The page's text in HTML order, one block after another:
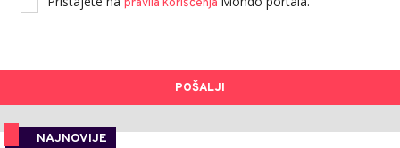
pravila korišćenja
POŠALJI
NAJNOVIJE